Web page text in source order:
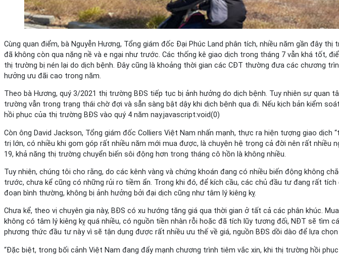
Cùng quan điểm, bà Nguyễn Hương, Tổng giám đốc Đại Phúc Land phân tích, nhiều năm gần đây
đã không còn qua nặng nề và e ngại như trước. Các thống kê giao dịch trong tháng 7 vẫn khá tốt,
thị trường bị nén lại do dịch bệnh. Đây cũng là khoảng thời gian các CĐT thường đưa các chương
hưởng ưu đãi cao trong năm.
Theo bà Hương, quý 3/2021 thị trường BĐS tiếp tục bị ảnh hưởng do dịch bệnh. Tuy nhiên sự
trường vẫn trong trạng thái chờ đợi và sẵn sàng bật dậy khi dịch bệnh qua đi. Nếu kịch bản kiểm
hồi phục của thị trường BĐS vào quý 4 năm nay.javascript:void(0)
Còn ông David Jackson, Tổng giám đốc Colliers Việt Nam nhấn mạnh, thực ra hiện tượng giao
trị lớn, có nhiều khi gom góp rất nhiều năm mới mua được, là chuyện hệ trọng cả đời nên rất
19, khả năng thị trường chuyển biến sôi động hơn trong tháng cô hồn là không nhiều.
Tuy nhiên, chúng tôi cho rằng, do các kênh vàng và chứng khoán đang có nhiều biến động không
trước, chưa kể cũng có những rủi ro tiềm ẩn. Trong khi đó, để kích cầu, các chủ đầu tư đang rất
đoạn bình thường, không bị ảnh hưởng bởi đại dịch cũng như tâm lý kiêng kỵ.
Chưa kể, theo vị chuyên gia này, BĐS có xu hướng tăng giá qua thời gian ở tất cả các phân khúc.
không có tâm lý kiêng kỵ quá nhiều, có nguồn tiền nhàn rỗi hoặc đã tích lũy tương đối, NĐT sẽ tìm
phương thức đầu tư này vì sẽ tận dụng được rất nhiều ưu thế về giá, nguồn BĐS dồi dào để lựa
“Đặc biệt, trong bối cảnh Việt Nam đang đẩy mạnh chương trình tiêm vắc xin, khi thị trường hồi